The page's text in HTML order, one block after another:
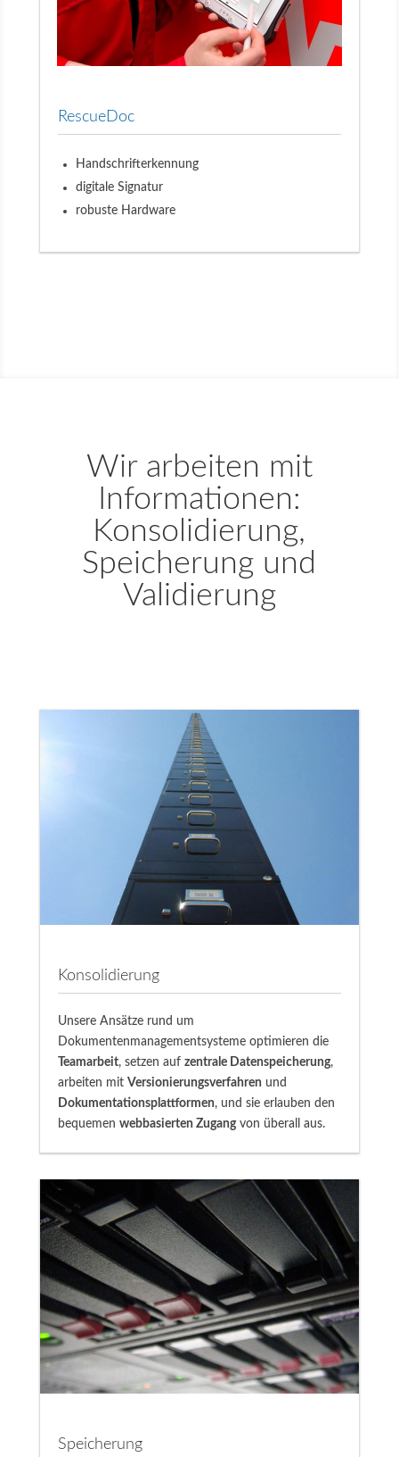
RescueDoc
Handschrifterkennung
digitale Signatur
robuste Hardware
Wir arbeiten mit
Informationen:
Konsolidierung,
Speicherung und
Validierung
Konsolidierung
Unsere Ansätze rund um
Dokumentenmanagementsysteme optimieren die
Teamarbeit, setzen auf zentrale Datenspeicherung,
arbeiten mit Versionierungsverfahren und
Dokumentationsplattformen, und sie erlauben den
bequemen webbasierten Zugangvon überall aus.
Speicherung